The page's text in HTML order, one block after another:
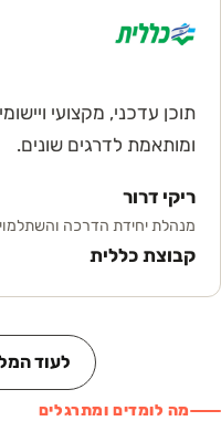
תוכן עדכני, מקצועי
ומותאמת לדרגים שונים.
ריקי דרור
מנהלת יחידת הדרכה
קבוצת כללית
לעוד
מה לומדים ומתרגלים